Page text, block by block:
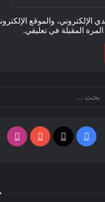
والموقع
المقبلة في تعليقي.
فيسبوك
‫X
‫YouTube